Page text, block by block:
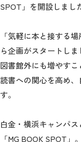
研究
学生生活
留学・国際交流
ボランティア
SPOT」を開設しまし
「気軽に本と接する
ら企画がスタートし
図書館外にも増やす
読書への関心を高め
す。
白金・横浜キャンパ
「MG BOOK SPOT」